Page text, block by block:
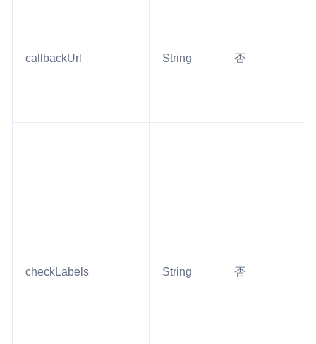
callbackUrl String 否
checkLabels String 否